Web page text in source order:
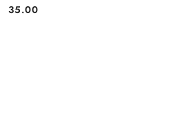
Cena:
35.00